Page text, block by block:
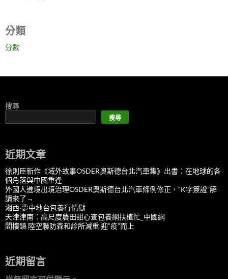
分類
分數
搜尋
搜尋
近期文章
徐則臣新作《域外故事OSDER奧斯德台北汽車集》出書：在地球的各
個角落與中國重逢
外國人進境出境治理OSDER奧斯德台北汽車條例修正，“K字簽證”解
讀來了→
湘西·夢中地台包養行情獄
天津津南：高尺度農田甜心查包養網扶植忙_中國網
閻樓鎮 陸空聯防森和診所減重 迎“疫”而上
近期留言